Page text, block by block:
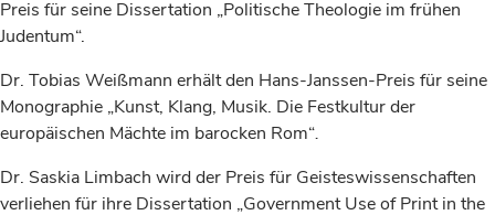
Preis für seine Dissertation „Politische Theologie im frühen
Judentum“.
Dr. Tobias Weißmann erhält den Hans-Janssen-Preis für seine
Monographie „Kunst, Klang, Musik. Die Festkultur der
europäischen Mächte im barocken Rom“.
Dr. Saskia Limbach wird der Preis für Geisteswissenschaften
verliehen für ihre Dissertation „Government Use of Print in the